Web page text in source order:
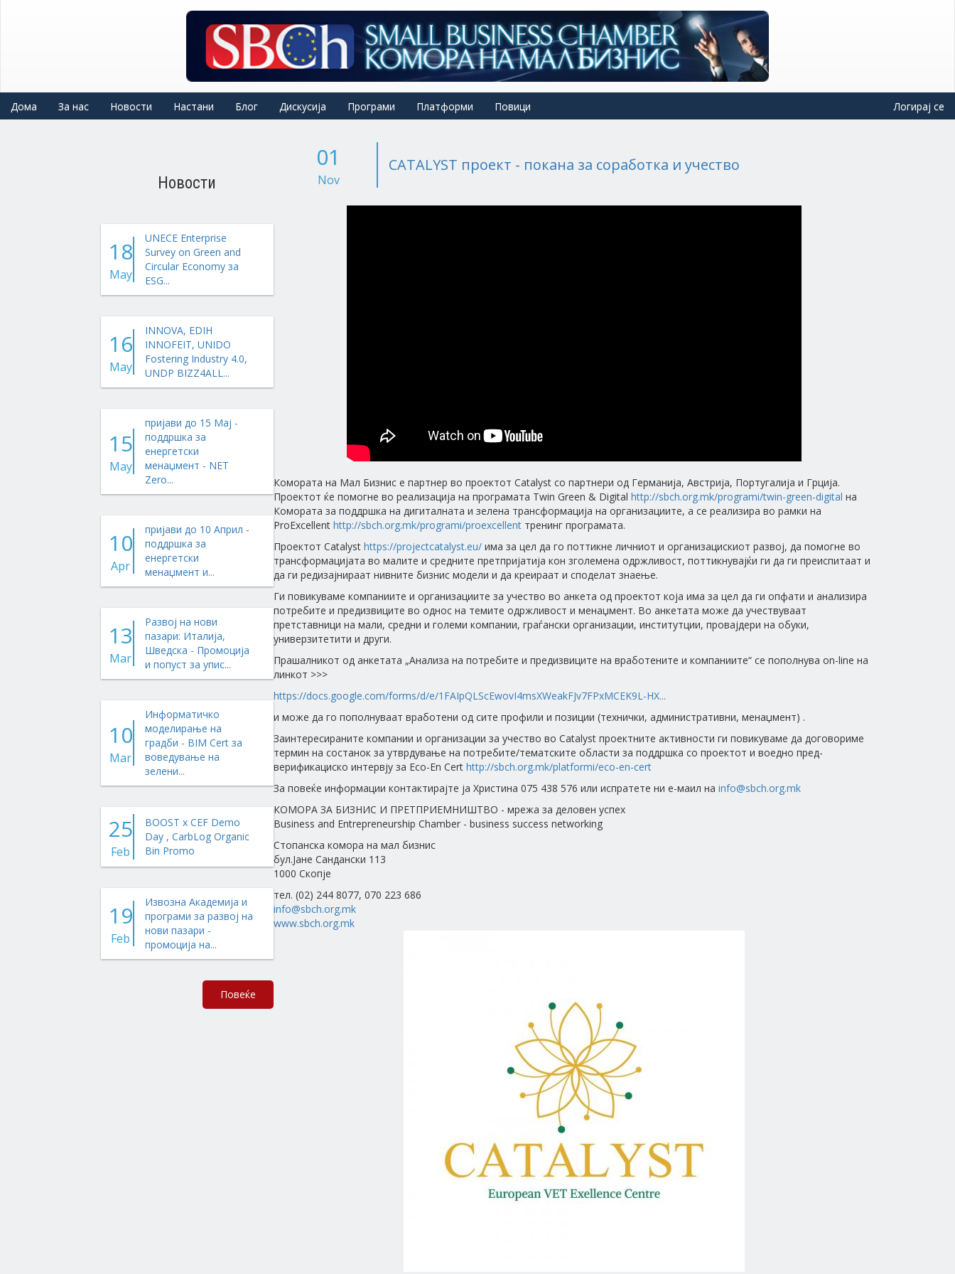
Дома За нас Новости Настани Блог Дискусија Програми Платформи Повици Логирај се
Новости
18
May
UNECE Enterprise
Survey on Green and
Circular Economy за
ESG...
16
May
INNOVA, EDIH
INNOFEIT, UNIDO
Fostering Industry 4.0,
UNDP BIZZ4ALL...
15
May
пријави до 15 Мај -
поддршка за
енергетски
менаџмент - NET
Zero...
10
Apr
пријави до 10 Април -
поддршка за
енергетски
менаџмент и...
13
Mar
Развој на нови
пазари: Италија,
Шведска - Промоција
и попуст за упис...
10
Mar
Информатичко
моделирање на
градби - BIM Cert за
воведување на
зелени...
25
Feb
BOOST x CEF Demo
Day , CarbLog Organic
Bin Promo
19
Feb
Извозна Академија и
програми за развој на
нови пазари -
промоција на...
Повеќе
01
Nov
CATALYST проект - покана за соработка и учество
Комората на Мал Бизнис е партнер во проектот Catalyst со партнери од Германија, Австрија, Португалија и Грција.
Проектот ќе помогне во реализација на програмата Twin Green & Digital http://sbch.org.mk/programi/twin-green-digital на
Комората за поддршка на дигиталната и зелена трансформација на организациите, а се реализира во рамки на
ProExcellent http://sbch.org.mk/programi/proexcellentтренинг програмата.
Проектот Catalyst https://projectcatalyst.eu/има за цел да го поттикне личниот и организацискиот развој, да помогне во
трансформацијата во малите и средните претпријатија кон зголемена одржливост, поттикнувајќи ги да ги преиспитаат и
да ги редизајнираат нивните бизнис модели и да креираат и споделат знаење.
Ги повикуваме компаниите и организациите за учество во анкета од проектот која има за цел да ги опфати и анализира
потребите и предизвиците во однос на темите одржливост и менаџмент. Во анкетата може да учествуваат
претставници на мали, средни и големи компании, граѓански организации, институтции, провајдери на обуки,
универзитетити и други.
Прашалникот од анкетата „Анализа на потребите и предизвиците на вработените и компаниите“ се пополнува on-line на
линкот >>>
https://docs.google.com/forms/d/e/1FAIpQLScEwovI4msXWeakFJv7FPxMCEK9L-HX...
и може да го пополнуваат вработени од сите профили и позиции (технички, административни, менаџмент) .
Заинтересираните компании и организации за учество во Catalyst проектните активности ги повикуваме да договориме
термин на состанок за утврдување на потребите/тематските области за поддршка со проектот и воедно пред-
верификациско интервју за Eco-En Cert http://sbch.org.mk/platformi/eco-en-cert
За повеќе информации контактирајте ја Христина 075 438 576 или испратете ни е-маил на info@sbch.org.mk
КОМОРА ЗА БИЗНИС И ПРЕТПРИЕМНИШТВО - мрежа за деловен успех
Business and Entrepreneurship Chamber - business success networking
Стопанска комора на мал бизнис
бул.Јане Сандански 113
1000 Скопје
тел. (02) 244 8077, 070 223 686
info@sbch.org.mk
www.sbch.org.mk